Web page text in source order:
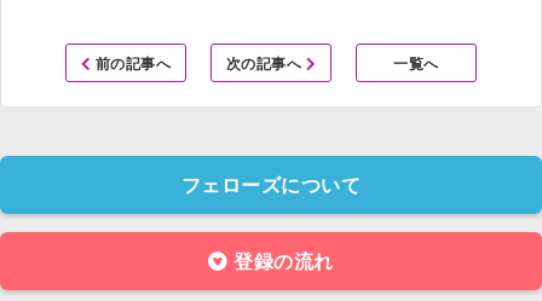
前の記事へ 次の記事へ 一覧へ
フェローズについて
登録の流れ